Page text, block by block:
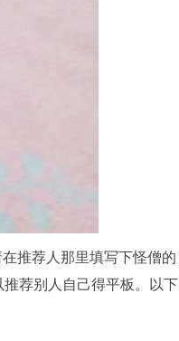
推荐人那里填写下怪僧的
荐别人自己得平板。以下